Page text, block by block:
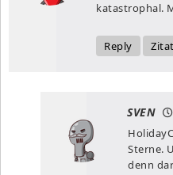
katastrophal.
Reply Zitat
SVEN
Sterne.
denn